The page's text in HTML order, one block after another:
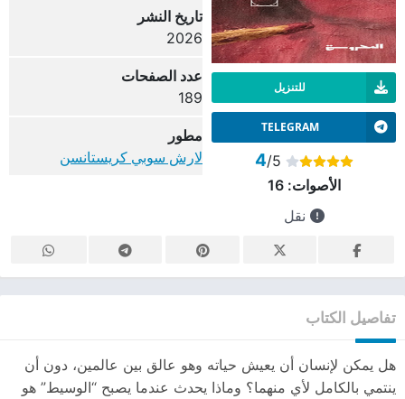
للتنزيل
TELEGRAM
4/5
الأصوات:16
نقل
تاريخ النشر
2026
عدد الصفحات
189
مطور
لارش سوبي كريستانسن
تفاصيل الكتاب
هل يمكن لإنسان أن يعيش حياته وهو عالق بين عالمين، دون أن
ينتمي بالكامل لأي منهما؟ وماذا يحدث عندما يصبح “الوسيط” هو